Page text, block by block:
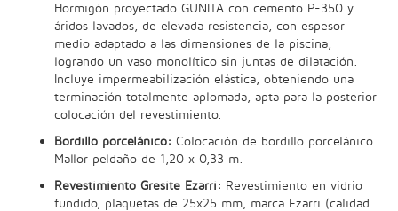
Hormigón proyectado GUNITA con cemento P-350 y
áridos lavados, de elevada resistencia, con espesor
medio adaptado a las dimensiones de la piscina,
logrando un vaso monolítico sin juntas de dilatación.
Incluye impermeabilización elástica, obteniendo una
terminación totalmente aplomada, apta para la posterior
colocación del revestimiento.
Bordillo porcelánico: Colocación de bordillo porcelánico
Mallor peldaño de 1,20 x 0,33 m.
Revestimiento Gresite Ezarri: Revestimiento en vidrio
fundido, plaquetas de 25x25 mm, marca Ezarri (calidad